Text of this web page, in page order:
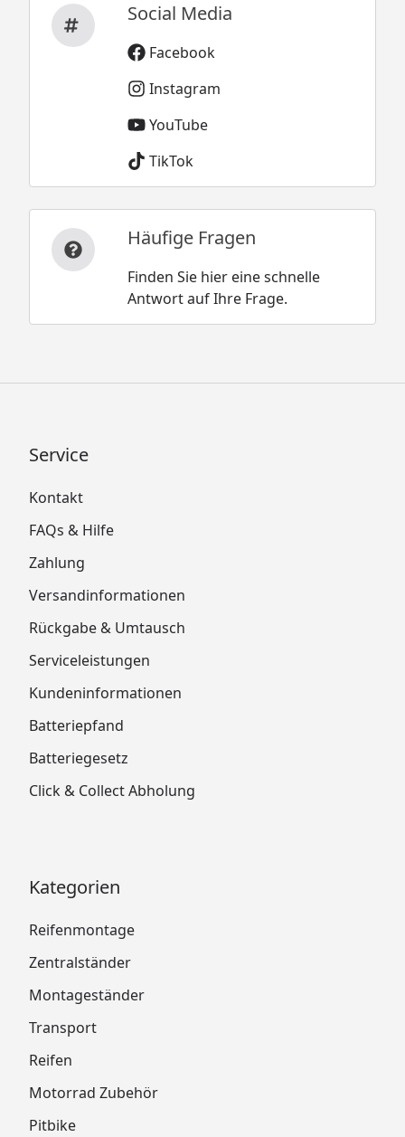
Social Media
Facebook
Instagram
YouTube
TikTok
Häufige Fragen
Finden Sie hier eine schnelle
Antwort auf Ihre Frage.
Service
Kontakt
FAQs & Hilfe
Zahlung
Versandinformationen
Rückgabe & Umtausch
Serviceleistungen
Kundeninformationen
Batteriepfand
Batteriegesetz
Click & Collect Abholung
Kategorien
Reifenmontage
Zentralständer
Montageständer
Transport
Reifen
Motorrad Zubehör
Pitbike